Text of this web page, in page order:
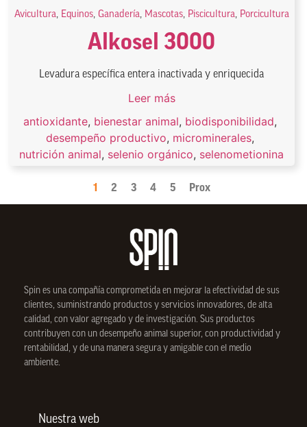
Avicultura, Equinos, Ganadería, Mascotas, Piscicultura, Porcicultura
Alkosel 3000
Levadura específica entera inactivada y enriquecida
Leer más
antioxidante, bienestar animal, biodisponibilidad,
desempeño productivo, microminerales,
nutrición animal, selenio orgánico, selenometionina
1 2 3 4 5 Prox
Spin es una compañía comprometida en mejorar la efectividad de sus
clientes, suministrando productos y servicios innovadores, de alta
calidad, con valor agregado y de investigación. Sus productos
contribuyen con un desempeño animal superior, con productividad y
rentabilidad, y de una manera segura y amigable con el medio
ambiente.
Nuestra web